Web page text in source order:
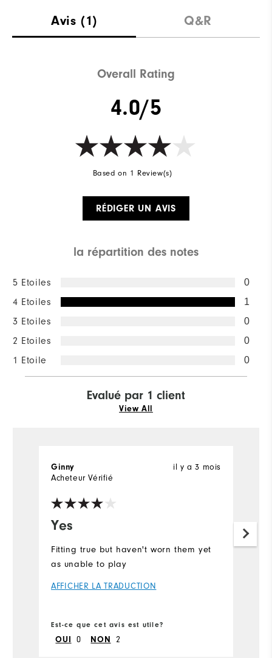
Avis (1) Q&R
Overall Rating
4.0/5
Based on 1 Review(s)
RÉDIGER UN AVIS
la répartition des notes
5 Etoiles 0
4 Etoiles 1
3 Etoiles 0
2 Etoiles 0
1 Etoile 0
Evalué par 1 client
View All
Yes
il y a 3 mois
Ginny
Acheteur Vérifié
Fitting true but haven't worn them yet
as unable to play
AFFICHER LA TRADUCTION
Est-ce que cet avis est utile?
OUI 0 NON 2